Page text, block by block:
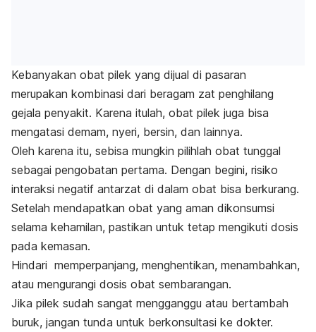
Kebanyakan obat pilek yang dijual di pasaran
merupakan kombinasi dari beragam zat penghilang
gejala penyakit. Karena itulah, obat pilek juga bisa
mengatasi demam, nyeri, bersin, dan lainnya.
Oleh karena itu, sebisa mungkin pilihlah obat tunggal
sebagai pengobatan pertama. Dengan begini, risiko
interaksi negatif antarzat di dalam obat bisa berkurang.
Setelah mendapatkan obat yang aman dikonsumsi
selama kehamilan, pastikan untuk tetap mengikuti dosis
pada kemasan.
Hindari memperpanjang, menghentikan, menambahkan,
atau mengurangi dosis obat sembarangan.
Jika pilek sudah sangat mengganggu atau bertambah
buruk, jangan tunda untuk berkonsultasi ke dokter.